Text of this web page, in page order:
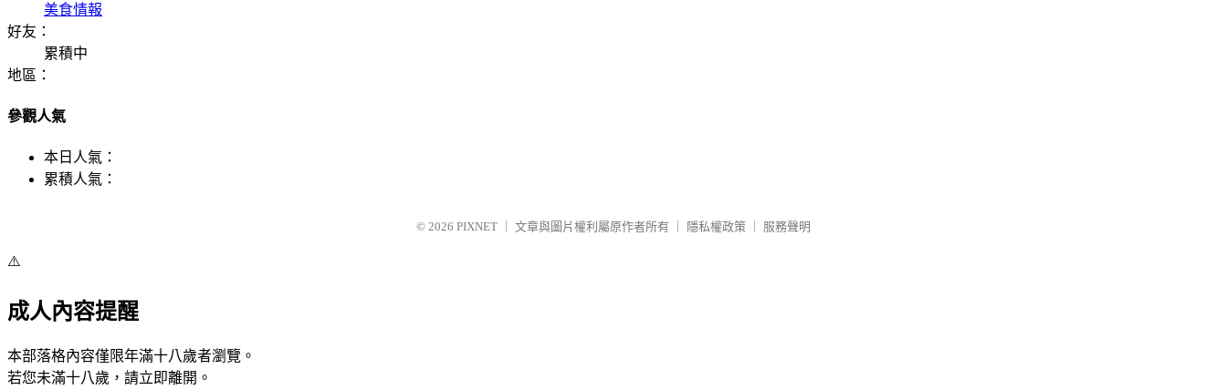
美食情報
好友：
累積中
地區：
參觀人氣
本日人氣：
累積人氣：
© 2026 PIXNET 文章與圖片權利屬原作者所有 隱私權政策 服務聲明
⚠️
成人內容提醒
本部落格內容僅限年滿十八歲者瀏覽。
若您未滿十八歲，請立即離開。